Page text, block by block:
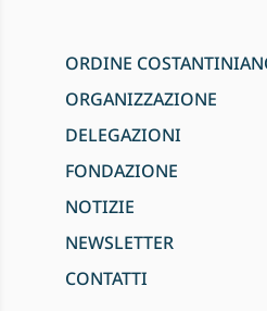
ORDINE
ORGANIZZAZIONE
DELEGAZIONI
FONDAZIONE
NOTIZIE
NEWSLETTER
CONTATTI